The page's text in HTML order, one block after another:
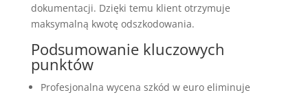
dokumentacji. Dzięki temu klient otrzymuje
maksymalną kwotę odszkodowania.
Podsumowanie kluczowych
punktów
Profesjonalna wycena szkód w euro eliminuje